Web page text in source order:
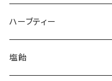
ペルー天日塩
イラン岩塩
ハーブティー
塩飴